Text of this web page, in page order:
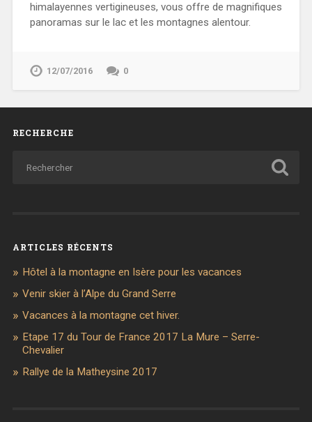
himalayennes vertigineuses, vous offre de magnifiques
panoramas sur le lac et les montagnes alentour.
12/07/2016 0
RECHERCHE
ARTICLES RÉCENTS
Hôtel à la montagne en Isère pour les vacances
Venir skier à l’Alpe du Grand Serre
Vacances à la montagne cet hiver.
Etape 17 du Tour de France 2017 La Mure – Serre-
Chevalier
Rallye de la Matheysine 2017